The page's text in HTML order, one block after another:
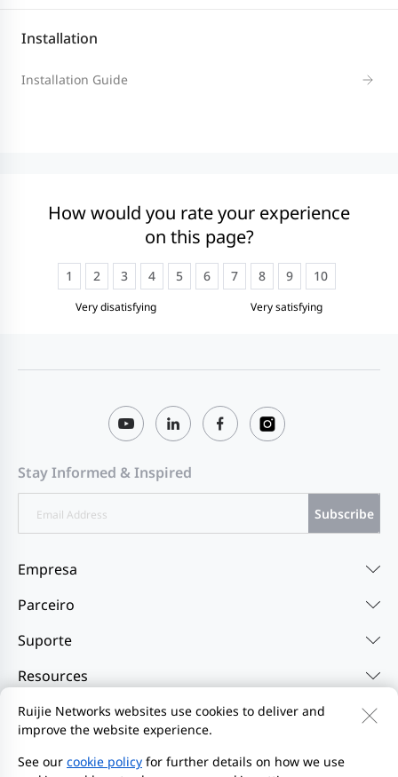
Installation
Installation Guide
How would you rate your experience
on this page?
Very disatisfying
1 2 3 4 5 6 7 8 9 10
Very satisfying
Stay Informed & Inspired
Subscribe
Empresa
Parceiro
Suporte
Resources
Fale conosco Feedback
Política de privacidade
Contrato de usuário do site
Privacy Inquiries
Ruijie Networks websites use cookies to deliver and
improve the website experience.
See our cookie policy for further details on how we use